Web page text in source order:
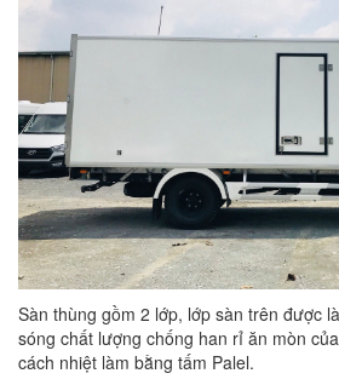
Sàn thùng gồm 2 lớp, lớp sàn trên được
sóng chất lượng chống han rỉ ăn mòn
cách nhiệt làm bằng tấm Palel.